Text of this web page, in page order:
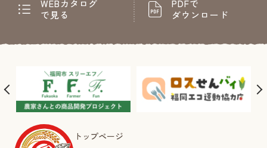
WEBカタログ
で見る
PDFで
ダウンロード
トップページ